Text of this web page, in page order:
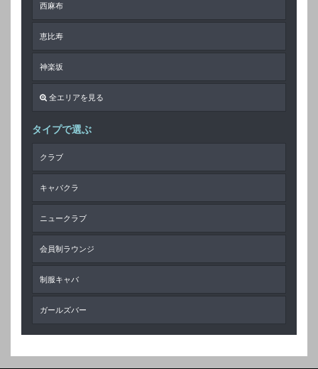
西麻布
恵比寿
神楽坂
全エリアを見る
タイプで選ぶ
クラブ
キャバクラ
ニュークラブ
会員制ラウンジ
制服キャバ
ガールズバー